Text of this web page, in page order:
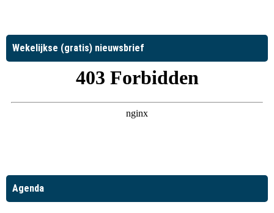
Wekelijkse (gratis) nieuwsbrief
Agenda